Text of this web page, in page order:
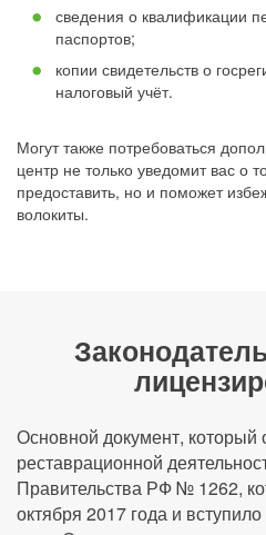
сведения о квалификации
паспортов;
копии свидетельств о
налоговый учёт.
Могут также потребоваться
центр не только уведомит вас о
предоставить, но и поможет
волокиты.
Основной документ,
реставрационной
Правительства РФ № 1262,
октября 2017 года и